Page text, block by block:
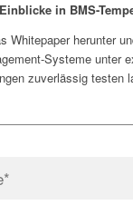
in BMS-
Whitepaper herunter
Systeme unter
zuverlässig testen